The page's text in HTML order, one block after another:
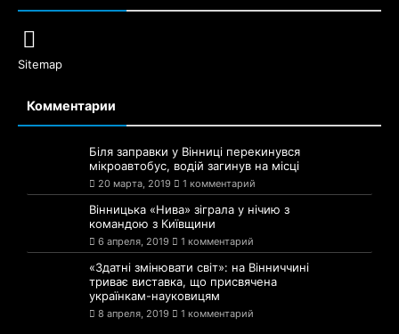
Sitemap
Комментарии
Біля заправки у Вінниці перекинувся
мікроавтобус, водій загинув на місці
20 марта, 2019 1 комментарий
Вінницька «Нива» зіграла у нічию з
командою з Київщини
6 апреля, 2019 1 комментарий
«Здатні змінювати світ»: на Вінниччині
триває виставка, що присвячена
українкам-науковицям
8 апреля, 2019 1 комментарий